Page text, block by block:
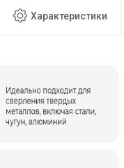
Характеристики